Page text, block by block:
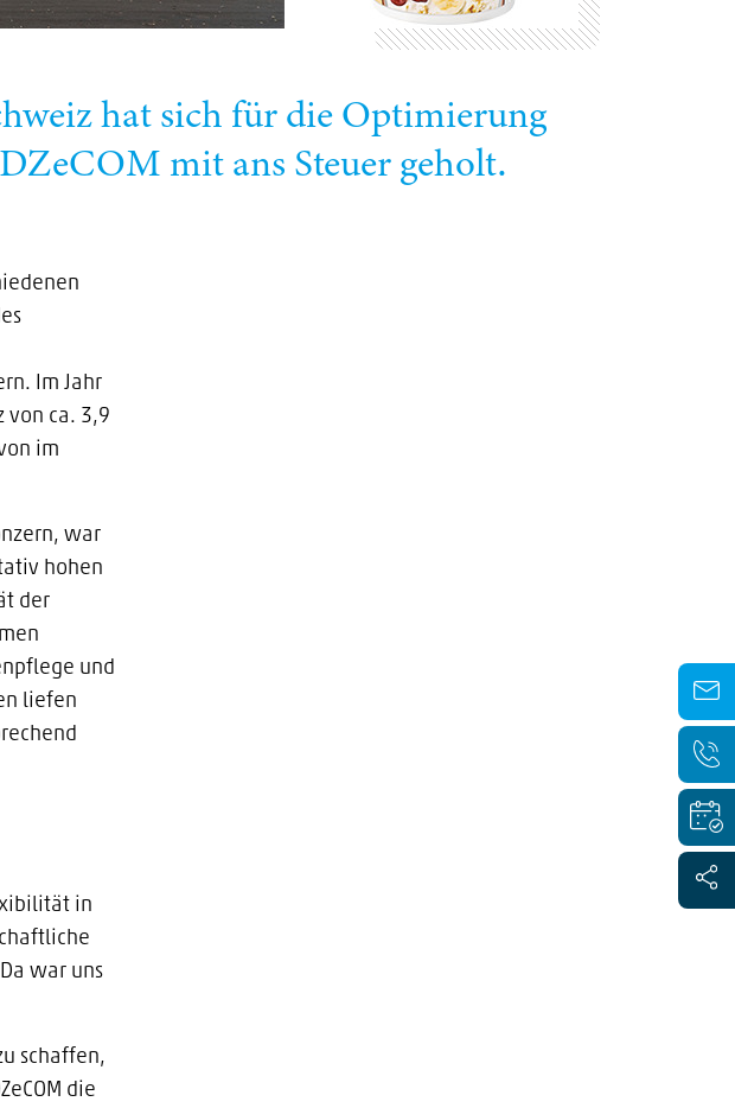
hat sich für die Optimierung
mit ans Steuer geholt.
Im Jahr
von ca. 3,9
im
war
hohen
der
und
liefen
in
war uns
schaffen,
die